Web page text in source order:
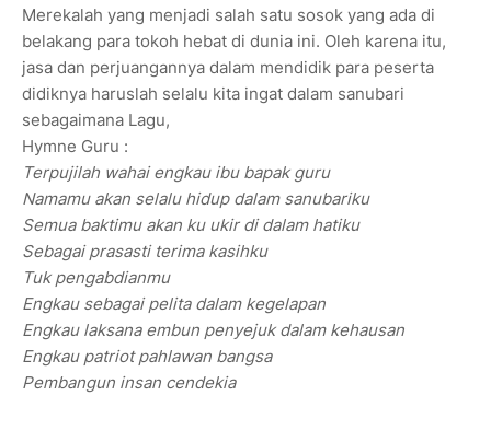
Merekalah yang menjadi salah satu sosok yang ada di
belakang para tokoh hebat di dunia ini. Oleh karena itu,
jasa dan perjuangannya dalam mendidik para peserta
didiknya haruslah selalu kita ingat dalam sanubari
sebagaimana Lagu,
Hymne Guru :
Terpujilah wahai engkau ibu bapak guru
Namamu akan selalu hidup dalam sanubariku
Semua baktimu akan ku ukir di dalam hatiku
Sebagai prasasti terima kasihku
Tuk pengabdianmu
Engkau sebagai pelita dalam kegelapan
Engkau laksana embun penyejuk dalam kehausan
Engkau patriot pahlawan bangsa
Pembangun insan cendekia